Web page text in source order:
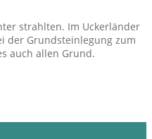
strahlten. Im Uckerländer
der Grundsteinlegung zum
auch allen Grund.